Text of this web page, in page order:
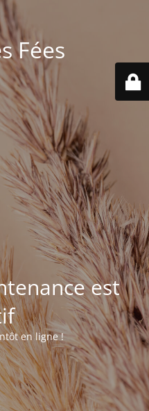
Fées
est
en ligne !